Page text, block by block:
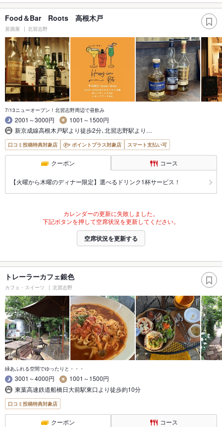
Food＆Bar Roots 高根木戸
居酒屋 北習志野
7/13ニューオープン！北習志野周辺で昼飲み
2001～3000円
1001～1500円
新京成線高根木戸駅より徒歩2分､北習志野駅より…
口コミ投稿特典対象店 ポイントプラス対象店 スマート支払い可
クーポン コース
【火曜から木曜のディナー限定】選べるドリンク1杯サービス！
カレンダーの更新に失敗しました。
下記ボタンを押して空席状況を更新してください。
空席状況を更新する
トレーラーカフェ銀色
カフェ・スイーツ 北習志野
緑あふれる空間でゆったりと・・・
3001～4000円
1001～1500円
東葉高速鉄道船橋日大前駅東口より徒歩約10分
口コミ投稿特典対象店
クーポン コース